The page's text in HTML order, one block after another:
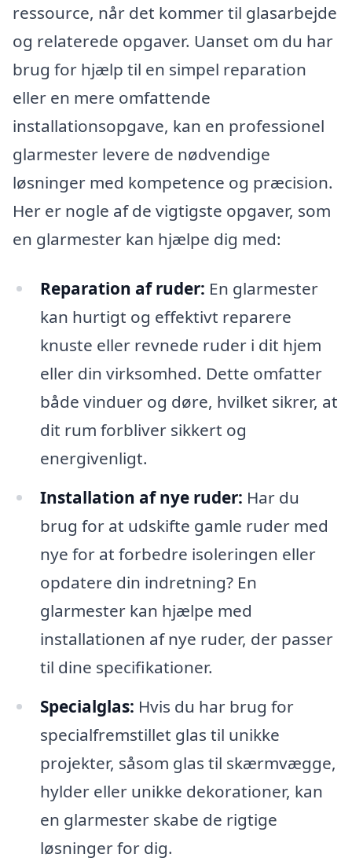
ressource, når det kommer til glasarbejde
og relaterede opgaver. Uanset om du har
brug for hjælp til en simpel reparation
eller en mere omfattende
installationsopgave, kan en professionel
glarmester levere de nødvendige
løsninger med kompetence og præcision.
Her er nogle af de vigtigste opgaver, som
en glarmester kan hjælpe dig med:
Reparation af ruder: En glarmester
kan hurtigt og effektivt reparere
knuste eller revnede ruder i dit hjem
eller din virksomhed. Dette omfatter
både vinduer og døre, hvilket sikrer, at
dit rum forbliver sikkert og
energivenligt.
Installation af nye ruder: Har du
brug for at udskifte gamle ruder med
nye for at forbedre isoleringen eller
opdatere din indretning? En
glarmester kan hjælpe med
installationen af nye ruder, der passer
til dine specifikationer.
Specialglas: Hvis du har brug for
specialfremstillet glas til unikke
projekter, såsom glas til skærmvægge,
hylder eller unikke dekorationer, kan
en glarmester skabe de rigtige
løsninger for dig.